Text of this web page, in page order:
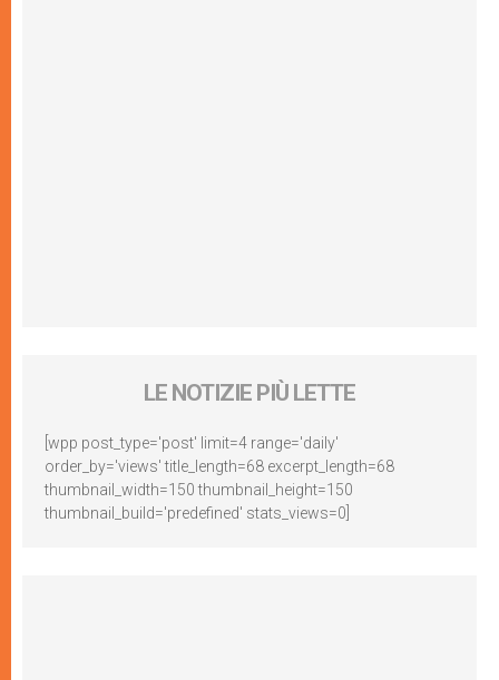
LE NOTIZIE PIÙ LETTE
[wpp post_type='post' limit=4 range='daily'
order_by='views' title_length=68 excerpt_length=68
thumbnail_width=150 thumbnail_height=150
thumbnail_build='predefined' stats_views=0]